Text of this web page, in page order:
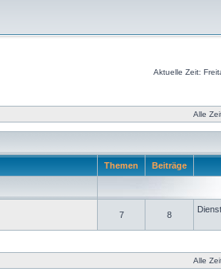
Aktuelle Zeit:
Alle
Themen Beiträge
7 8
Alle